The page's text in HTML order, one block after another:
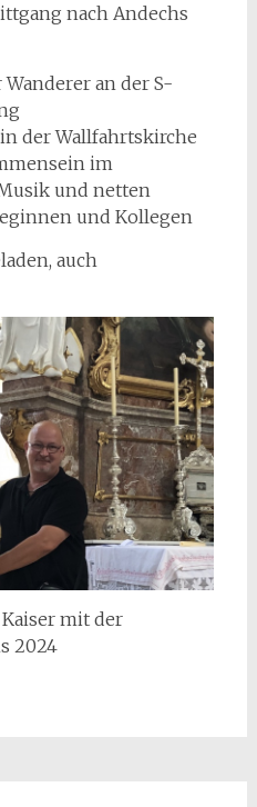
nach Andechs
an der S-
der Wallfahrtskirche
im
und netten
und Kollegen
auch
mit der
2024